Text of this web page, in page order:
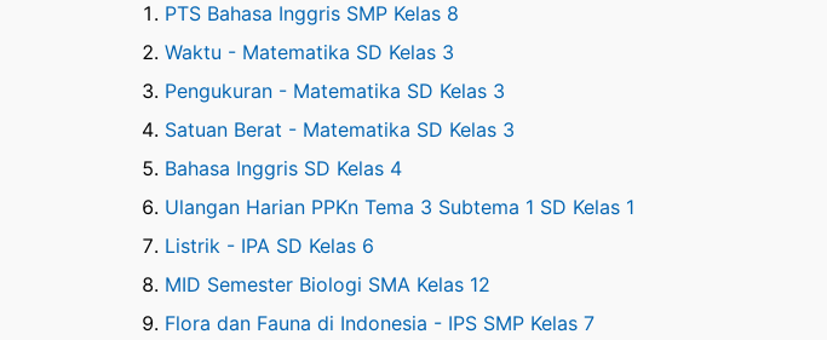
PTS Bahasa Inggris SMP Kelas 8
Waktu - Matematika SD Kelas 3
Pengukuran - Matematika SD Kelas 3
Satuan Berat - Matematika SD Kelas 3
Bahasa Inggris SD Kelas 4
Ulangan Harian PPKn Tema 3 Subtema 1 SD Kelas 1
Listrik - IPA SD Kelas 6
MID Semester Biologi SMA Kelas 12
Flora dan Fauna di Indonesia - IPS SMP Kelas 7